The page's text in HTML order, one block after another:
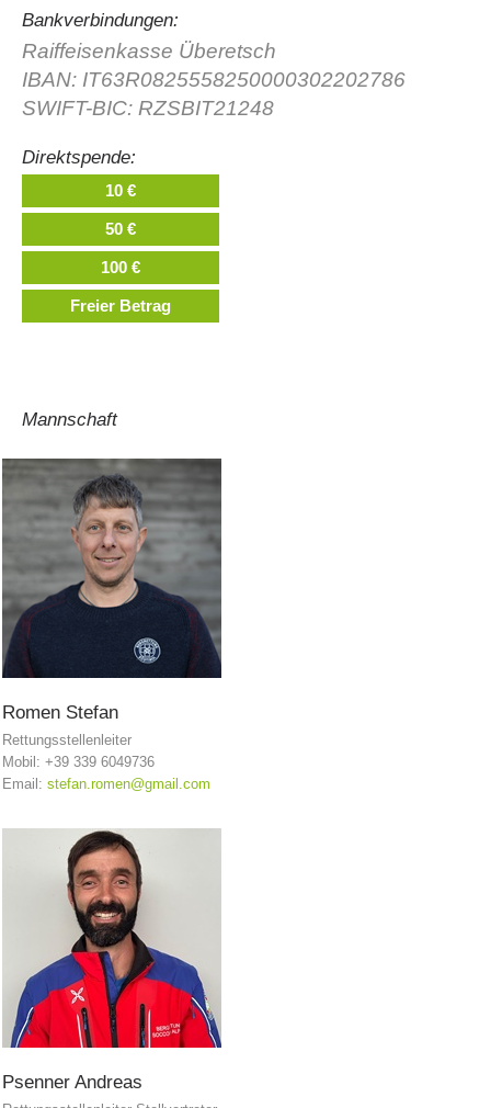
Richiesta di soccorso
Interventi
Bankverbindungen:
Raiffeisenkasse Überetsch
IBAN: IT63R0825558250000302202786
SWIFT-BIC: RZSBIT21248
Direktspende:
10 €
50 €
100 €
Freier Betrag
Mannschaft
Romen Stefan
Rettungsstellenleiter
Mobil: +39 339 6049736
Email: stefan.romen@gmail.com
Psenner Andreas